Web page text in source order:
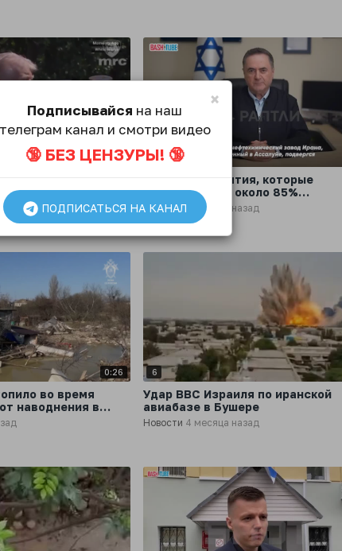
0:11
Ирана по
конфликта
6
«Два предприятия, которые
обеспечивают около 85%
нефтехимического производства
Ирана, больше не работают»
Новости4 месяца назад
0:26
во время
наводнения в
6
Удар ВВС Израиля по иранской
авиабазе в Бушере
Новости 4 месяца назад
×
Подписывайся на наш
телеграм канал и смотри видео
🔞 БЕЗ ЦЕНЗУРЫ! 🔞
ПОДПИСАТЬСЯ НА КАНАЛ